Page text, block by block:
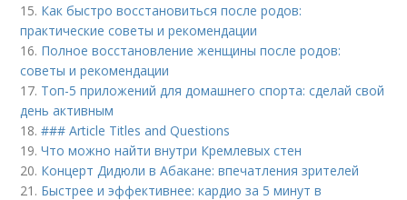
15. Как быстро восстановиться после родов:
практические советы и рекомендации
16. Полное восстановление женщины после родов:
советы и рекомендации
17. Топ-5 приложений для домашнего спорта: сделай свой
день активным
18.### Article Titles and Questions
19.Что можно найти внутри Кремлевых стен
20. Концерт Дидюли в Абакане: впечатления зрителей
21. Быстрее и эффективнее: кардио за 5 минут в